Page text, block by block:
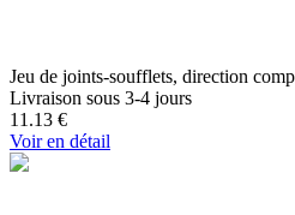
Jeu de joints-soufflets, direction
Livraison sous 3-4 jours
11.13 €
Voir en détail